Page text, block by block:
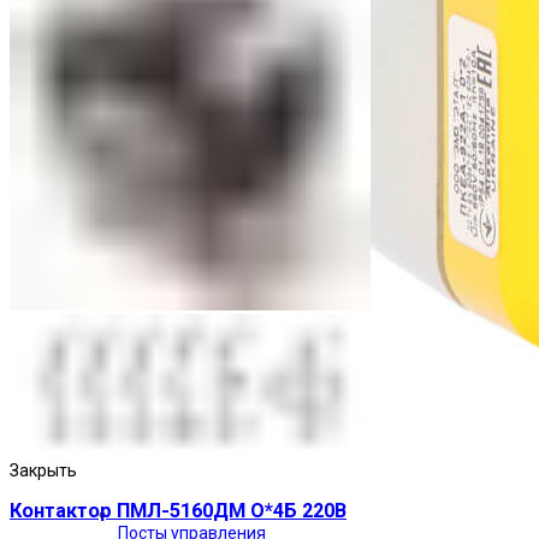
Посты управления
Закрыть
Контактор ПМЛ-5160ДМ О*4Б 220В